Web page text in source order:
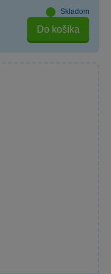
Skladom
Do košíka